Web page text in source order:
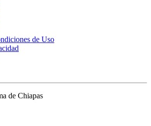
de Uso
de Chiapas